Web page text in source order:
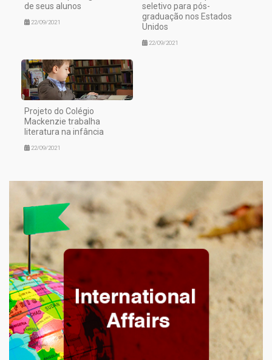
de seus alunos
22/09/2021
seletivo para pós-
graduação nos Estados
Unidos
22/09/2021
Projeto do Colégio
Mackenzie trabalha
literatura na infância
22/09/2021